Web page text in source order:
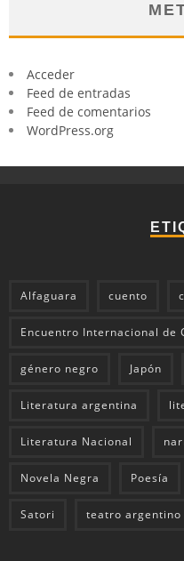
Acceder
Feed de entradas
Feed de comentarios
WordPress.org
Alfaguara cuento
Encuentro Internacional de
género negro Japón
Literatura argentina
Literatura Nacional
Novela Negra Poesía
Satori teatro argentino